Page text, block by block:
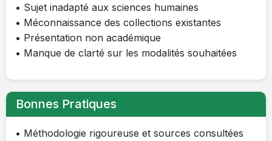
• Sujet inadapté aux sciences humaines
• Méconnaissance des collections existantes
• Présentation non académique
• Manque de clarté sur les modalités souhaitées
Bonnes Pratiques
• Méthodologie rigoureuse et sources consultées